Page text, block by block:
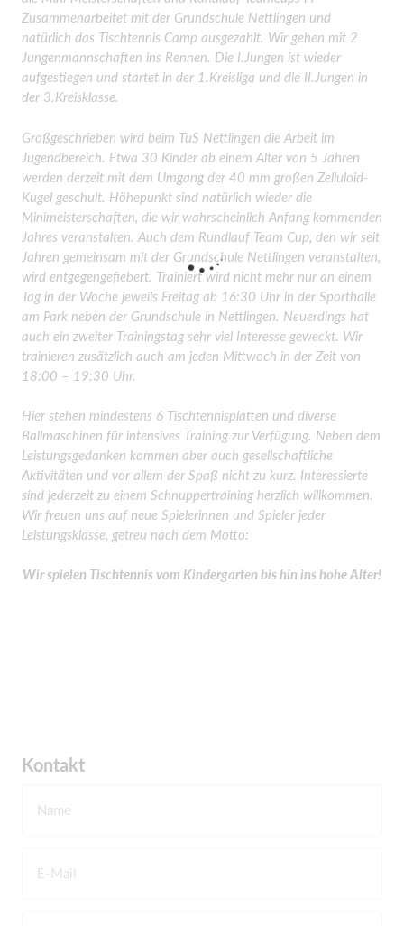
Zusammenarbeitet mit der Grundschule Nettlingen und
natürlich das Tischtennis Camp ausgezahlt. Wir gehen mit 2
Jungenmannschaften ins Rennen. Die I.Jungen ist wieder
aufgestiegen und startet in der 1.Kreisliga und die II.Jungen in
der 3.Kreisklasse.
Großgeschrieben wird beim TuS Nettlingen die Arbeit im
Jugendbereich. Etwa 30 Kinder ab einem Alter von 5 Jahren
werden derzeit mit dem Umgang der 40 mm großen Zelluloid-
Kugel geschult. Höhepunkt sind natürlich wieder die
Minimeisterschaften, die wir wahrscheinlich Anfang kommenden
Jahres veranstalten. Auch dem Rundlauf Team Cup, den wir seit
Jahren gemeinsam mit der Grundschule Nettlingen veranstalten,
wird entgegengefiebert. Trainiert wird nicht mehr nur an einem
Tag in der Woche jeweils Freitag ab 16:30 Uhr in der Sporthalle
am Park neben der Grundschule in Nettlingen. Neuerdings hat
auch ein zweiter Trainingstag sehr viel Interesse geweckt. Wir
trainieren zusätzlich auch am jeden Mittwoch in der Zeit von
18:00 – 19:30 Uhr.
Hier stehen mindestens 6 Tischtennisplatten und diverse
Ballmaschinen für intensives Training zur Verfügung. Neben dem
Leistungsgedanken kommen aber auch gesellschaftliche
Aktivitäten und vor allem der Spaß nicht zu kurz. Interessierte
sind jederzeit zu einem Schnuppertraining herzlich willkommen.
Wir freuen uns auf neue Spielerinnen und Spieler jeder
Leistungsklasse, getreu nach dem Motto:
Wir spielen Tischtennis vom Kindergarten bis hin ins hohe Alter!
Kontakt
Name
E-Mail